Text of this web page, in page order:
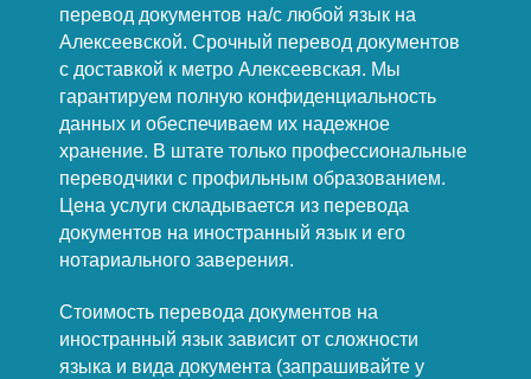
перевод документов на/с любой язык на
Алексеевской. Срочный перевод документов
с доставкой к метро Алексеевская. Мы
гарантируем полную конфиденциальность
данных и обеспечиваем их надежное
хранение. В штате только профессиональные
переводчики с профильным образованием.
Цена услуги складывается из перевода
документов на иностранный язык и его
нотариального заверения.
Стоимость перевода документов на
иностранный язык зависит от сложности
языка и вида документа (запрашивайте у